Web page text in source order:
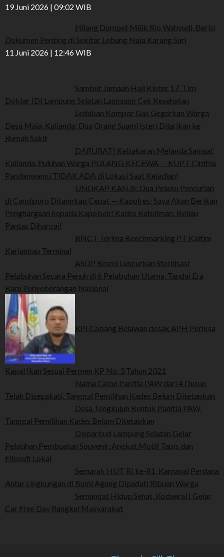
19 Juni 2026 | 09:02 WIB
Hilang Dompet Milik Rio Wahyudi, Berisi
Dokumen Penting di Sekitar Lebung Nala Karang Sari
11 Juni 2026 | 12:46 WIB
Sambut Jamaah Haji Kloter 17, Tim
Dokter IDI Lampung Selatan Langsung Cek Kesehatan
Ledakan Kompor Gas Gegerkan Warga
Desa Maja, Kalianda: Dua Orang Suami Isteri Dilarikan ke
Rumah Sakit
DARURAT! Kebakaran Melanda Samsat
Kalianda, Puluhan Warga PULANG KECEWA — KUPT Cinthia
Pandanwangi TIDAK ADA di Lokasi Saat Kejadian!
UNGKAP KASUS: Dua Pelaku Pencurian
di Candipuro Ditangkap Cepat — Kapolres: Saya Akan Berikan
Penghargaan kepada Kapolsek! Kades Batuliman: Beliau
Pantas Dihargai!
BNCT Terima Benchmarking PT Kaltim
Kariangau Terminal
ASDP Resmi Luncurkan Sterilisasi
Pelabuhan Secara Penuh di 6 Pelabuhan Utama, Tandai Era
Baru Penyeberangan Nasional
KPI Cabang Belawan desak APH Periksa
Kapal Ikan Sesuai Permen KP No. 3 Tahun 2021
Nama Calon Panitia PAW dari 4 Dusun
Telah Disepakati, Tanggal Pemilihan Kades Belum Ditetapkan
Desa Tengkujuh Bentuk Panitia PAW,
Tanggal Pemilihan Kades Belum Ditetapkan
Disparbud Lampung Selatan Gelar
Pelatihan Pembuatan Souvenir, Angkat Motif Tapis dan
Filosofi Lokal
Semarak HUT RI ke-81, Karnaval Perdana
Antar Lingkungan di Bumi Agung Dipadati Ribuan Warga
Semangat Hidup Sehat, Kodaeral I Gelar
Car Free Day Rangkul Masyarakat